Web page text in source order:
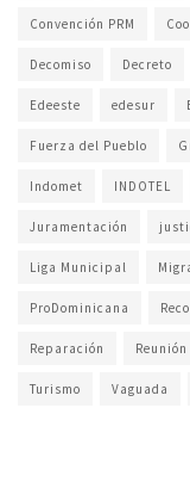
Convención PRM
Decomiso Decreto
Edeeste edesur
Fuerza del Pueblo
Indomet INDOTEL
Juramentación
Liga Municipal
ProDominicana
Reparación Reunión
Turismo Vaguada